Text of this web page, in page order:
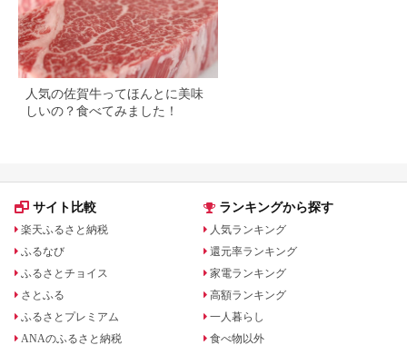
人気の佐賀牛ってほんとに美味
しいの？食べてみました！
サイト比較
楽天ふるさと納税
ふるなび
ふるさとチョイス
さとふる
ふるさとプレミアム
ANAのふるさと納税
ランキングから探す
人気ランキング
還元率ランキング
家電ランキング
高額ランキング
一人暮らし
食べ物以外